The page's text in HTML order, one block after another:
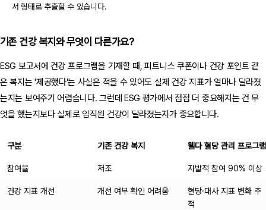
서 형태로 추출할 수 있습니다.
기존 건강 복지와 무엇이 다른가요?
ESG 보고서에 건강 프로그램을 기재할 때, 피트니스 쿠폰이나 건강 포인트 같
은 복지는 '제공했다'는 사실은 적을 수 있어도 실제 건강 지표가 얼마나 달라졌
는지는 보여주기 어렵습니다. 그런데 ESG 평가에서 점점 더 중요해지는 건 무
엇을 했는지보다 실제로 임직원 건강이 달라졌는지가 중요합니다.
구분 기존 건강 복지 웰다 혈당 관리 프로그램
참여율 저조 자발적 참여 90% 이상
건강 지표 개선 개선 여부 확인 어려움
혈당·대사 지표 변화 추
적